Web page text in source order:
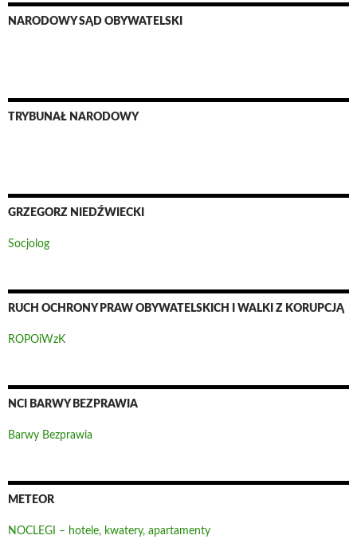
NARODOWY SĄD OBYWATELSKI
TRYBUNAŁ NARODOWY
GRZEGORZ NIEDŹWIECKI
Socjolog
RUCH OCHRONY PRAW OBYWATELSKICH I WALKI Z KORUPCJĄ
ROPOiWzK
NCI BARWY BEZPRAWIA
Barwy Bezprawia
METEOR
NOCLEGI – hotele, kwatery, apartamenty